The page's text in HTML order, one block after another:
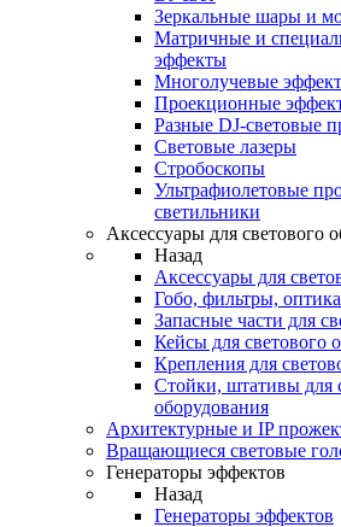
Зеркальные шары и
Матричные и
эффекты
Многолучевые
Проекционные
Разные DJ-световые
Световые лазеры
Стробоскопы
Ультрафиолетовые
светильники
Аксессуары для светового
Назад
Аксессуары для
Гобо, фильтры, оптика
Запасные части для
Кейсы для светового
Крепления для
Стойки, штативы для
оборудования
Архитектурные и IP
Вращающиеся световые
Генераторы эффектов
Назад
Генераторы эффектов